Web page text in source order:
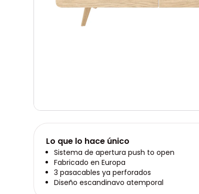
Lo que lo hace único
Sistema de apertura push to open
Fabricado en Europa
3 pasacables ya perforados
Diseño escandinavo atemporal